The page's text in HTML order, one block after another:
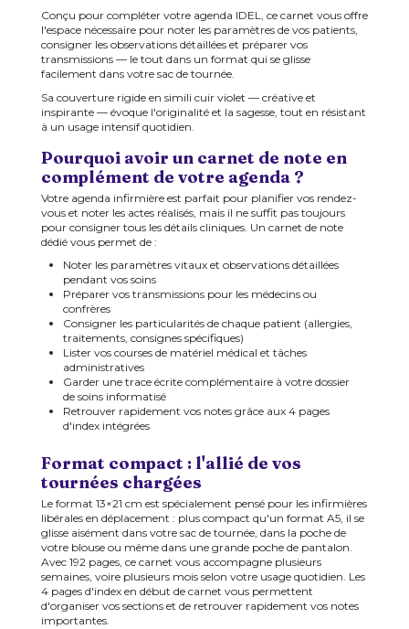
Conçu pour compléter votre agenda IDEL, ce carnet vous offre
l'espace nécessaire pour noter les paramètres de vos patients,
consigner les observations détaillées et préparer vos
transmissions — le tout dans un format qui se glisse
facilement dans votre sac de tournée.
Sa couverture rigide en simili cuir violet — créative et
inspirante — évoque l'originalité et la sagesse, tout en résistant
à un usage intensif quotidien.
Pourquoi avoir un carnet de note en
complément de votre agenda ?
Votre agenda infirmière est parfait pour planifier vos rendez-
vous et noter les actes réalisés, mais il ne suffit pas toujours
pour consigner tous les détails cliniques. Un carnet de note
dédié vous permet de :
Noter les paramètres vitaux et observations détaillées
pendant vos soins
Préparer vos transmissions pour les médecins ou
confrères
Consigner les particularités de chaque patient (allergies,
traitements, consignes spécifiques)
Lister vos courses de matériel médical et tâches
administratives
Garder une trace écrite complémentaire à votre dossier
de soins informatisé
Retrouver rapidement vos notes grâce aux 4 pages
d'index intégrées
Format compact : l'allié de vos
tournées chargées
Le format 13×21 cm est spécialement pensé pour les infirmières
libérales en déplacement : plus compact qu'un format A5, il se
glisse aisément dans votre sac de tournée, dans la poche de
votre blouse ou même dans une grande poche de pantalon.
Avec 192 pages, ce carnet vous accompagne plusieurs
semaines, voire plusieurs mois selon votre usage quotidien. Les
4 pages d'index en début de carnet vous permettent
d'organiser vos sections et de retrouver rapidement vos notes
importantes.